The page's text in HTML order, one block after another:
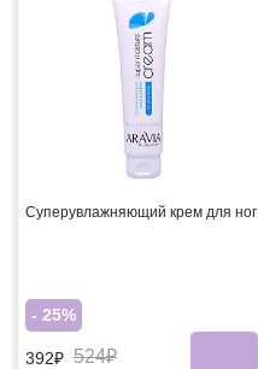
Суперувлажняющий крем для ног
- 25%
392₽ 524₽